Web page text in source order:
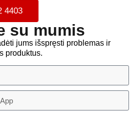
4403
su mumis
jums išspręsti problemas ir
produktus.